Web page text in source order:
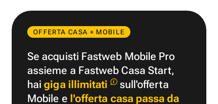
OFFERTA CASA + MOBILE
Se acquisti Fastweb Mobile Pro
assieme a Fastweb Casa Start,
haigiga illimitati
sull'offerta
Mobile e l'offerta casa passa da